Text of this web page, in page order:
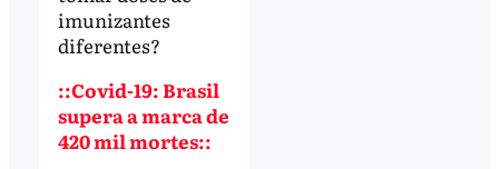
imunizantes
diferentes?
::Covid-19: Brasil
supera a marca de
420 mil mortes::